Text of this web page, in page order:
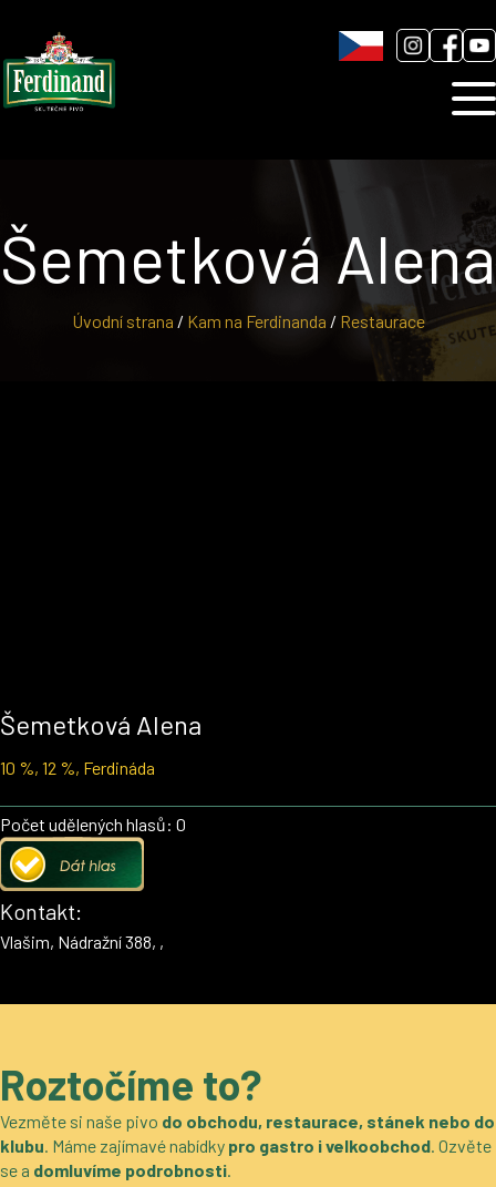
Blog
Úvodní strana / Kam na Ferdinanda / Restaurace
Šemetková Alena
Šemetková Alena
10 %, 12 %, Ferdináda
Počet udělených hlasů: 0
Kontakt:
Vlašim, Nádražní 388, ,
Roztočíme to?
Vezměte si naše pivo do obchodu, restaurace, stánek nebo do
klubu. Máme zajímavé nabídky pro gastro i velkoobchod. Ozvěte
se a domluvíme podrobnosti.